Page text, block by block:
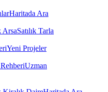
Haritada Ara
ArsaSatılık Tarla
Yeni Projeler
Uzman